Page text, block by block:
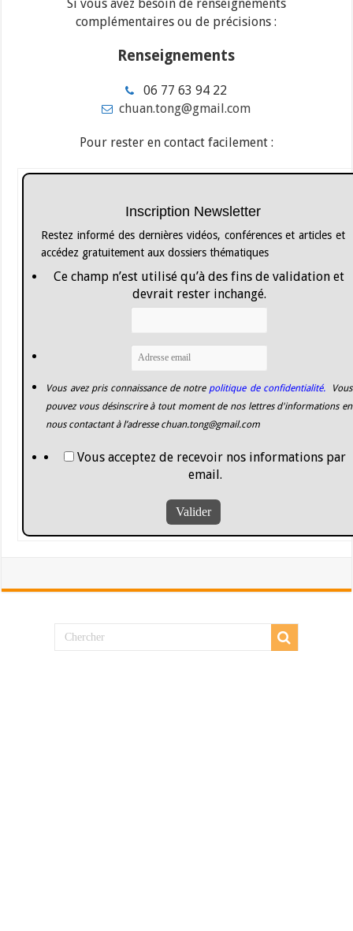
Si vous avez besoin de renseignements
complémentaires ou de précisions :
Renseignements
06 77 63 94 22
chuan.tong@gmail.com
Pour rester en contact facilement :
Inscription Newsletter
Restez informé des dernières vidéos, conférences et articles et
accédez gratuitement aux dossiers thématiques
Ce champ n’est utilisé qu’à des fins de validation et
devrait rester inchangé.
Vous avez pris connaissance de notrepolitique de confidentialité.
Vous
pouvez vous désinscrire à tout moment de nos lettres d'informations en
nous contactant à l’adresse chuan.tong@gmail.com
Vous acceptez de recevoir nos informations par
email.